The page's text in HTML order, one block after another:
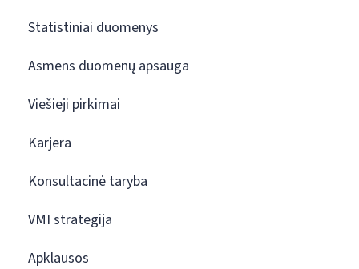
Statistiniai duomenys
Asmens duomenų apsauga
Viešieji pirkimai
Karjera
Konsultacinė taryba
VMI strategija
Apklausos